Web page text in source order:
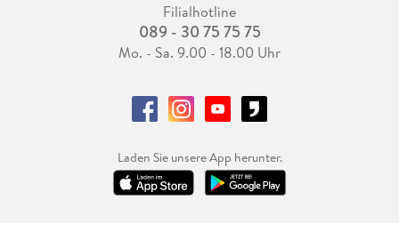
Filialhotline
089 - 30 75 75 75
Mo. - Sa. 9.00 - 18.00 Uhr
Laden Sie unsere App herunter.